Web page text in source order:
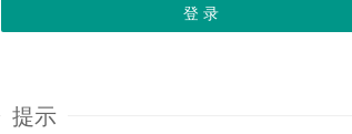
登 录
提示